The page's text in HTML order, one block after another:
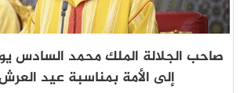
صاحب الجلالة الملك محمد السادس
إلى الأمة بمناسبة عيد